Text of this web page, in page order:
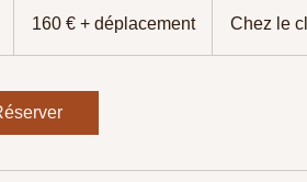
160 € + déplacement Chez le